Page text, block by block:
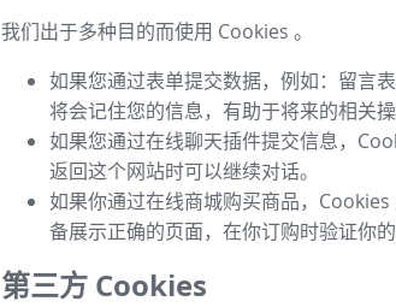
我们出于多种目的而使用 Cookies 。
如果您通过表单提交数据，例如：留言
将会记住您的信息，有助于将来的相关操
如果您通过在线聊天插件提交信息，
返回这个网站时可以继续对话。
如果你通过在线商城购买商品，
备展示正确的页面，在你订购时验证你
第三方 Cookies